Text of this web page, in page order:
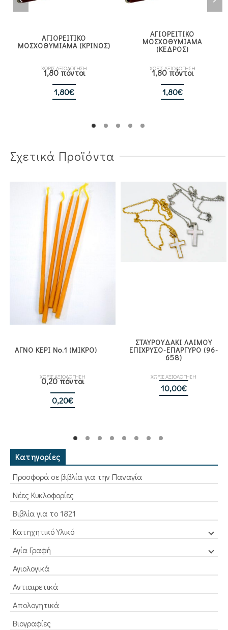
ΑΓΙΟΡΕΙΤΙΚΟ
ΜΟΣΧΟΘΥΜΙΑΜΑ (ΚΡΙΝΟΣ)
ΧΩΡΙΣ ΑΞΙΟΛΟΓΗΣΗ
1,80 πόντοι
1,80€
ΑΓΙΟΡΕΙΤΙΚΟ
ΜΟΣΧΟΘΥΜΙΑΜΑ
(ΚΕΔΡΟΣ)
ΧΩΡΙΣ ΑΞΙΟΛΟΓΗΣΗ
1,80 πόντοι
1,80€
Σχετικά Προϊόντα
ΑΓΝΟ ΚΕΡΙ Νο.1 (ΜΙΚΡΟ)
ΧΩΡΙΣ ΑΞΙΟΛΟΓΗΣΗ
0,20 πόντοι
0,20€
ΣΤΑΥΡΟΥΔΑΚΙ ΛΑΙΜΟΥ
ΕΠΙΧΡΥΣΟ-ΕΠΑΡΓΥΡΟ (96-
658)
ΧΩΡΙΣ ΑΞΙΟΛΟΓΗΣΗ
10,00€
Κατηγορίες
Προσφορά σε βιβλία για την Παναγία
Νέες Κυκλοφορίες
Βιβλία για το 1821
Κατηχητικό Υλικό
Αγία Γραφή
Αγιολογικά
Αντιαιρετικά
Απολογητικά
Βιογραφίες